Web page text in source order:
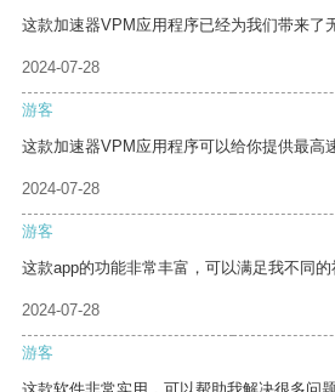
这款加速器VPM应用程序已经为我们带来了
2024-07-28
游客
这款加速器VPM应用程序可以给你提供最高
2024-07-28
游客
这款app的功能非常丰富，可以满足我不同的
2024-07-28
游客